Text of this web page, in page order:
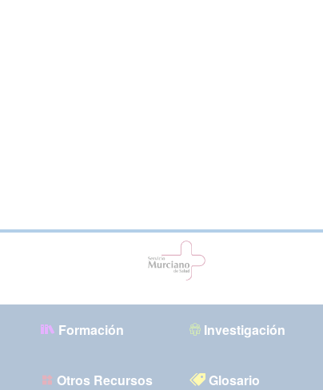
Formación Investigación
Otros Recursos Glosario